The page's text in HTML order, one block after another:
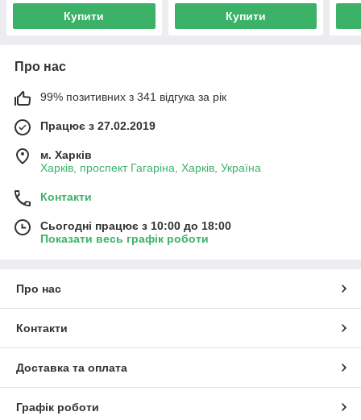
Купити Купити
Про нас
99% позитивних з 341 відгука за рік
Працює з 27.02.2019
м. Харків
Харків, проспект Гагаріна, Харків, Україна
Контакти
Сьогодні працює з 10:00 до 18:00
Показати весь графік роботи
Про нас
Контакти
Доставка та оплата
Графік роботи